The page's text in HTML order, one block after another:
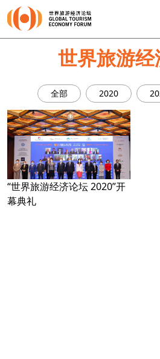
繁 简
关于论坛
论坛议程
演讲者
世界旅游
全部 2020
“世界旅游经济论坛 2020”开
幕典礼